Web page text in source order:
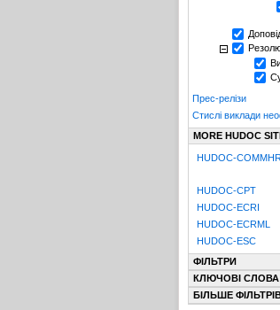
Прес-релізи
Стислі виклади
MORE HUDOC
HUDOC-
HUDOC-CPT
HUDOC-ECRI
HUDOC-ECRML
HUDOC-ESC
ФІЛЬТРИ
КЛЮЧОВІ СЛОВА
БІЛЬШЕ